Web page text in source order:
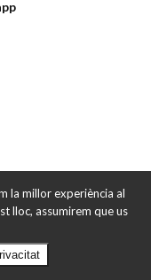
la millor experiència al
lloc, assumirem que us